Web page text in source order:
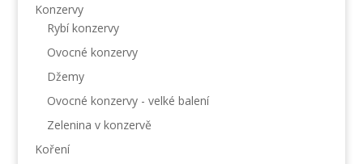
Konzervy
Rybí konzervy
Ovocné konzervy
Džemy
Ovocné konzervy - velké balení
Zelenina v konzervě
Koření